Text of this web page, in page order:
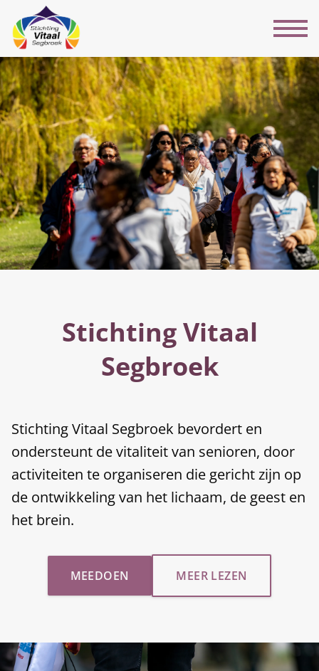
Stichting Vitaal
Segbroek
Stichting Vitaal Segbroek bevordert en
ondersteunt de vitaliteit van senioren, door
activiteiten te organiseren die gericht zijn op
de ontwikkeling van het lichaam, de geest en
het brein.
MEEDOEN MEER LEZEN